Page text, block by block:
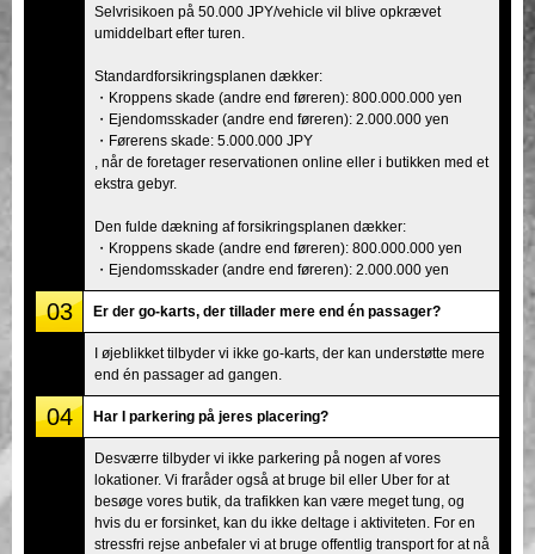
Selvrisikoen på 50.000 JPY/vehicle vil blive opkrævet
umiddelbart efter turen.
Standardforsikringsplanen dækker:
・Kroppens skade (andre end føreren): 800.000.000 yen
・Ejendomsskader (andre end føreren): 2.000.000 yen
・Førerens skade: 5.000.000 JPY
, når de foretager reservationen online eller i butikken med et
ekstra gebyr.
Den fulde dækning af forsikringsplanen dækker:
・Kroppens skade (andre end føreren): 800.000.000 yen
・Ejendomsskader (andre end føreren): 2.000.000 yen
03 Er der go-karts, der tillader mere end én passager?
I øjeblikket tilbyder vi ikke go-karts, der kan understøtte mere
end én passager ad gangen.
04 Har I parkering på jeres placering?
Desværre tilbyder vi ikke parkering på nogen af vores
lokationer. Vi fraråder også at bruge bil eller Uber for at
besøge vores butik, da trafikken kan være meget tung, og
hvis du er forsinket, kan du ikke deltage i aktiviteten. For en
stressfri rejse anbefaler vi at bruge offentlig transport for at nå